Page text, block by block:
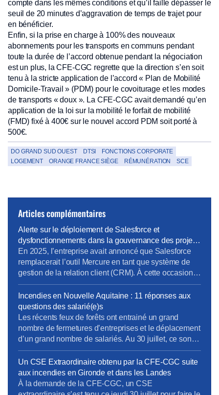
compte dans les mêmes conditions et qu’il faille dépasser le
seuil de 20 minutes d’aggravation de temps de trajet pour
en bénéficier.
Enfin, si la prise en charge à 100% des nouveaux
abonnements pour les transports en communs pendant
toute la durée de l’accord obtenue pendant la négociation
est un plus, la CFE-CGC regrette que la direction s’en soit
tenu à la stricte application de l’accord « Plan de Mobilité
Domicile-Travail » (PDM) pour le covoiturage et les modes
de transports « doux ». La CFE-CGC avait demandé qu’en
application de la loi sur la mobilité le forfait de mobilité
(FMD) fixé à 400€ sur le nouvel accord PDM soit porté à
500€.
DO GRAND SUD OUEST DTSI
FONCTIONS CORPORATE
LOGEMENT
ORANGE FRANCE SIÈGE RÉMUNÉRATION SCE
Articles complémentaires
Alerte sur le déploiement de Salesforce et
dysfonctionnements dans la gouvernance des projets
métiers
En 2025, l’entreprise avait annoncé que Salesforce
remplacerait l’outil Mercure en tant que système de
gestion de la relation client (CRM). À cette occasion,
la Direction Pro-PME et la Direction du Système
d’Information (DSI) avaient sollicité chaque métier
pour élaborer un cahier des charges rigoureux,
destiné à prendre en compte les besoins terrain
spécifiques de […]
Incendies en Nouvelle Aquitaine : 11 réponses aux
questions des salarié(e)s
Les récents feux de forêts ont entrainé un grand
nombre de fermetures d’entreprises et le déplacement
d’un grand nombre de salariés. Au 30 juillet, ce sont
près de 19500 établissements et près de 61 500
salariés qui étaient concernés. Pour limiter les
impacts de cette crise sur l’emploi et sur les
entreprises, l’activité partielle peut-être […]
Un CSE Extraordinaire obtenu par la CFE-CGC suite
aux incendies en Gironde et dans les Landes
À la demande de la CFE-CGC, un CSE